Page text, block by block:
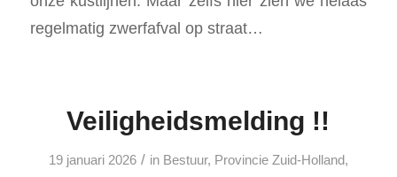
regelmatig zwerfafval op straat…
Veiligheidsmelding !!
19 januari 2026 / in Bestuur, Provincie Zuid-Holland,